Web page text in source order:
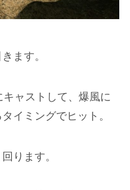
ます。
ャストして、爆風に
イミングでヒット。
ります。